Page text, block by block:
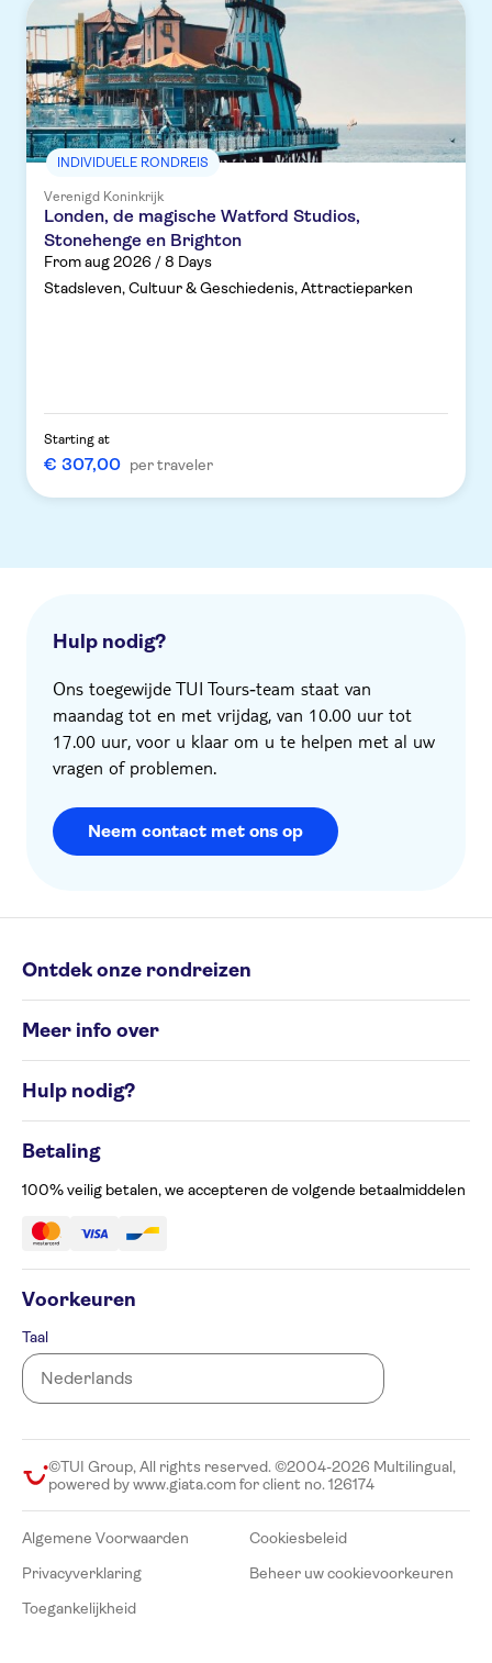
INDIVIDUELE RONDREIS
Verenigd Koninkrijk
Londen, de magische Watford Studios,
Stonehenge en Brighton
From aug 2026 / 8 Days
Stadsleven, Cultuur & Geschiedenis, Attractieparken
Starting at
€ 307,00 per traveler
Hulp nodig?
Ons toegewijde TUI Tours‑team staat van
maandag tot en met vrijdag, van 10.00 uur tot
17.00 uur, voor u klaar om u te helpen met al uw
vragen of problemen.
Neem contact met ons op
Ontdek onze rondreizen
Groepsrondreizen
Rondreisbestemmingen
Meer info over
Cookiesbeleid
Privacyverklaring
Beheer uw cookievoorkeuren
Toegankelijkheid
Hulp nodig?
Klachtenformulier
Betaling
100% veilig betalen, we accepteren de volgende betaalmiddelen
Voorkeuren
Taal
©TUI Group, All rights reserved. ©2004-2026 Multilingual,
powered by www.giata.com for client no. 126174
Algemene Voorwaarden
Cookiesbeleid
Privacyverklaring
Beheer uw cookievoorkeuren
Toegankelijkheid